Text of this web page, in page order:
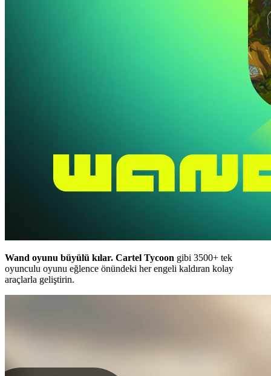
Wand oyunu büyülü kılar. Cartel Tycoon gibi 3500+ tek
oyunculu oyunu eğlence önündeki her engeli kaldıran kolay
araçlarla geliştirin.